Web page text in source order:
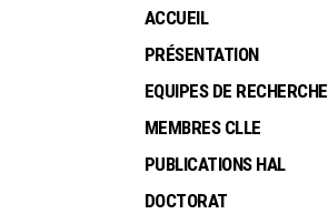
ACCUEIL
PRÉSENTATION
EQUIPES DE RECHERCHE
MEMBRES CLLE
PUBLICATIONS HAL
DOCTORAT